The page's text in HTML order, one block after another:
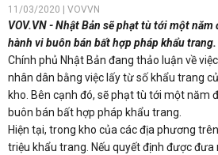
11/03/2020 | VOVVN
VOV.VN - Nhật Bản sẽ phạt tù tới một
hành vi buôn bán bất hợp pháp khẩu trang.
Chính phủ Nhật Bản đang thảo luận về
nhân dân bằng việc lấy từ số khẩu trang
kho. Bên cạnh đó, sẽ phạt tù tới một năm
buôn bán bất hợp pháp khẩu trang.
Hiện tại, trong kho của các địa phương
triệu khẩu trang. Nếu quyết định được đưa